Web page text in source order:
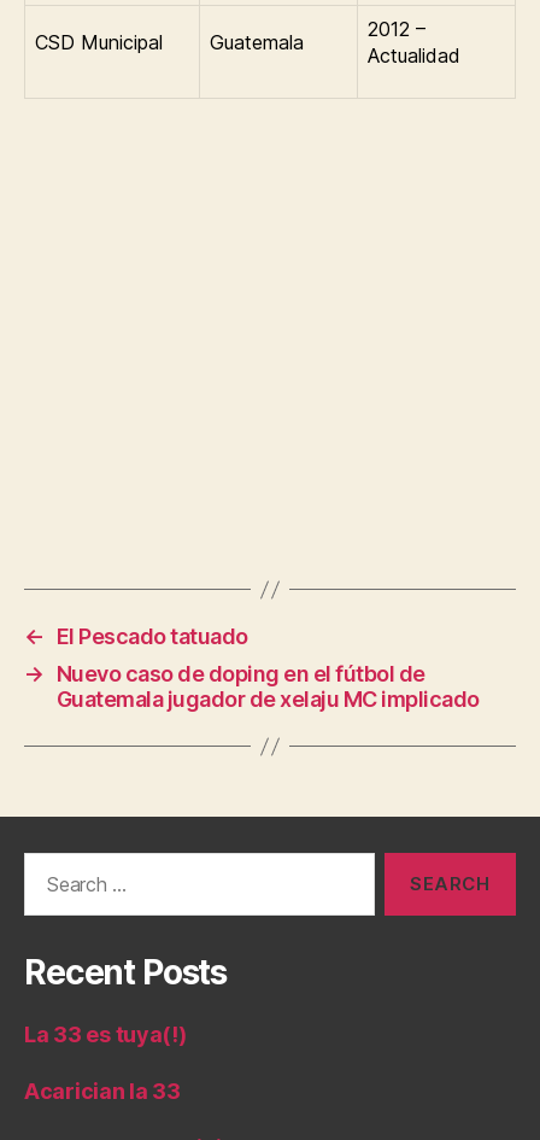
CSD Municipal Guatemala
2012 –
Actualidad
←
El Pescado tatuado
→
Nuevo caso de doping en el fútbol de
Guatemala jugador de xelaju MC implicado
Recent Posts
La 33 es tuya(!)
Acarician la 33